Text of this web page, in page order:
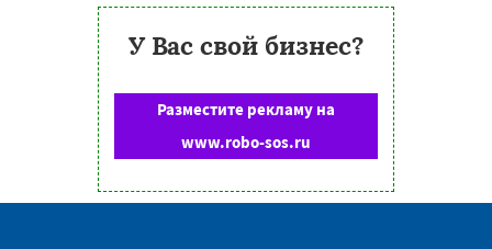
У Вас свой бизнес?
Разместите рекламу на
www.robo-sos.ru